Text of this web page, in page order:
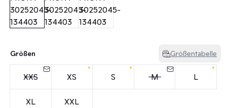
Größen Größentabelle
XXS XS S M L
XL XXL